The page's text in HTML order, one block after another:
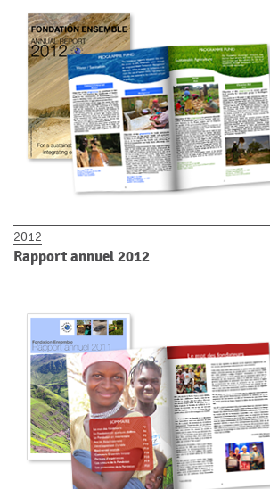
2012
Rapport annuel 2012